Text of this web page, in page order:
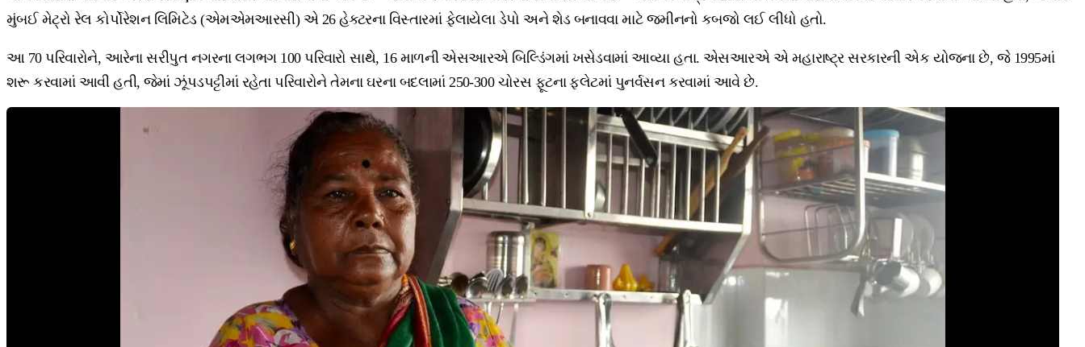
મુંબઈ મેટ્રો રેલ કોર્પોરેશન લિમિટેડ (એમએમઆરસી) એ 26 હેક્ટરના વિસ્તારમાં ફેલાયેલા ડેપો અને શેડ બનાવવા માટે જમીનનો કબજો લઈ લીધો હતો.
આ 70 પરિવારોને, આરેના સરીપુત નગરના લગભગ 100 પરિવારો સાથે, 16 માળની એસઆરએ બિલ્ડિંગમાં ખસેડવામાં આવ્યા હતા. એસઆરએ એ મહારાષ્ટ્ર સરકારની એક યોજના છે, જે 1995માં
શરૂ કરવામાં આવી હતી, જેમાં ઝૂંપડપટ્ટીમાં રહેતા પરિવારોને તેમના ઘરના બદલામાં 250-300 ચોરસ ફૂટના ફ્લેટમાં પુનર્વસન કરવામાં આવે છે.